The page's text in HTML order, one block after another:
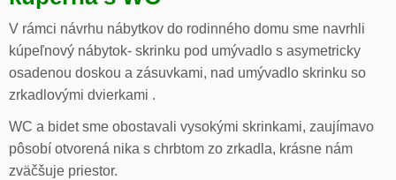
V rámci návrhu nábytkov do rodinného domu sme navrhli
kúpeľnový nábytok- skrinku pod umývadlo s asymetricky
osadenou doskou a zásuvkami, nad umývadlo skrinku so
zrkadlovými dvierkami .
WC a bidet sme obostavali vysokými skrinkami, zaujímavo
pôsobí otvorená nika s chrbtom zo zrkadla, krásne nám
zväčšuje priestor.